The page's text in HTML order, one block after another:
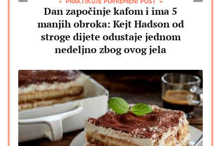
Dan započinje kafom i ima 5
manjih obroka: Kejt Hadson od
stroge dijete odustaje jednom
nedeljno zbog ovog jela